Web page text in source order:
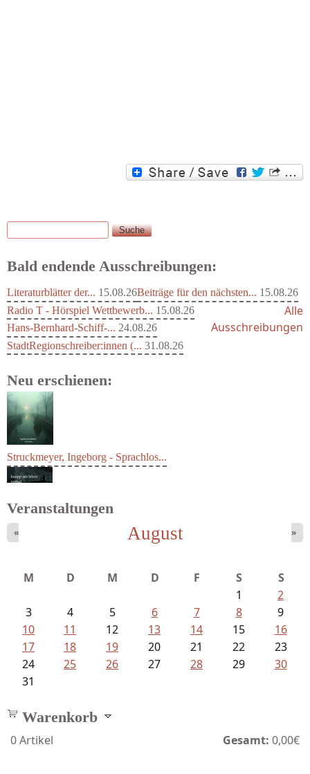
Suchformular
Suche
Bald endende Ausschreibungen:
Literaturblätter der... 15.08.26Beiträge für den nächsten... 15.08.26
Radio T - Hörspiel Wettbewerb... 15.08.26
Hans-Bernhard-Schiff-... 24.08.26
StadtRegionschreiber:innen (... 31.08.26
Alle
Ausschreibungen
Neu erschienen:
Struckmeyer, Ingeborg - Sprachlos...
Veranstaltungen
August
« »
M D M D F S
S
1
2
3
4 5 6 7 8
9
10
11 12 13 14 15
16
17
18 19 20 21 22
23
24
25 26 27 28 29
30
31
Warenkorb
0Artikel Gesamt: 0,00€